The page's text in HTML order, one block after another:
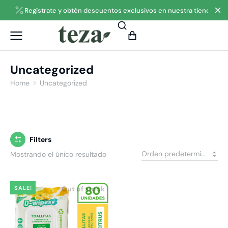
Regístrate y obtén descuentos exclusivos en nuestra tienda
Uncategorized
You are here:
Home Uncategorized
Filters
Mostrando el único resultado
SALE! Out of stock